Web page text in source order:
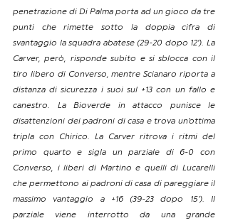
penetrazione di Di Palma porta ad un gioco da tre
punti che rimette sotto la doppia cifra di
svantaggio la squadra abatese (29-20 dopo 12’). La
Carver, però, risponde subito e si sblocca con il
tiro libero di Converso, mentre Scianaro riporta a
distanza di sicurezza i suoi sul +13 con un fallo e
canestro. La Bioverde in attacco punisce le
disattenzioni dei padroni di casa e trova un’ottima
tripla con Chirico. La Carver ritrova i ritmi del
primo quarto e sigla un parziale di 6-0 con
Converso, i liberi di Martino e quelli di Lucarelli
che permettono ai padroni di casa di pareggiare il
massimo vantaggio a +16 (39-23 dopo 15’). Il
parziale viene interrotto da una grande